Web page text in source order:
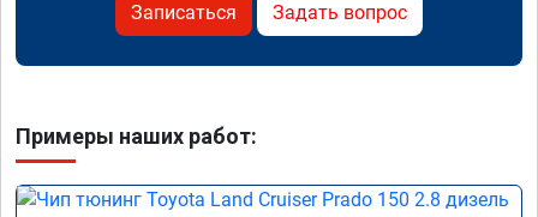
Записаться Задать вопрос
Примеры наших работ: